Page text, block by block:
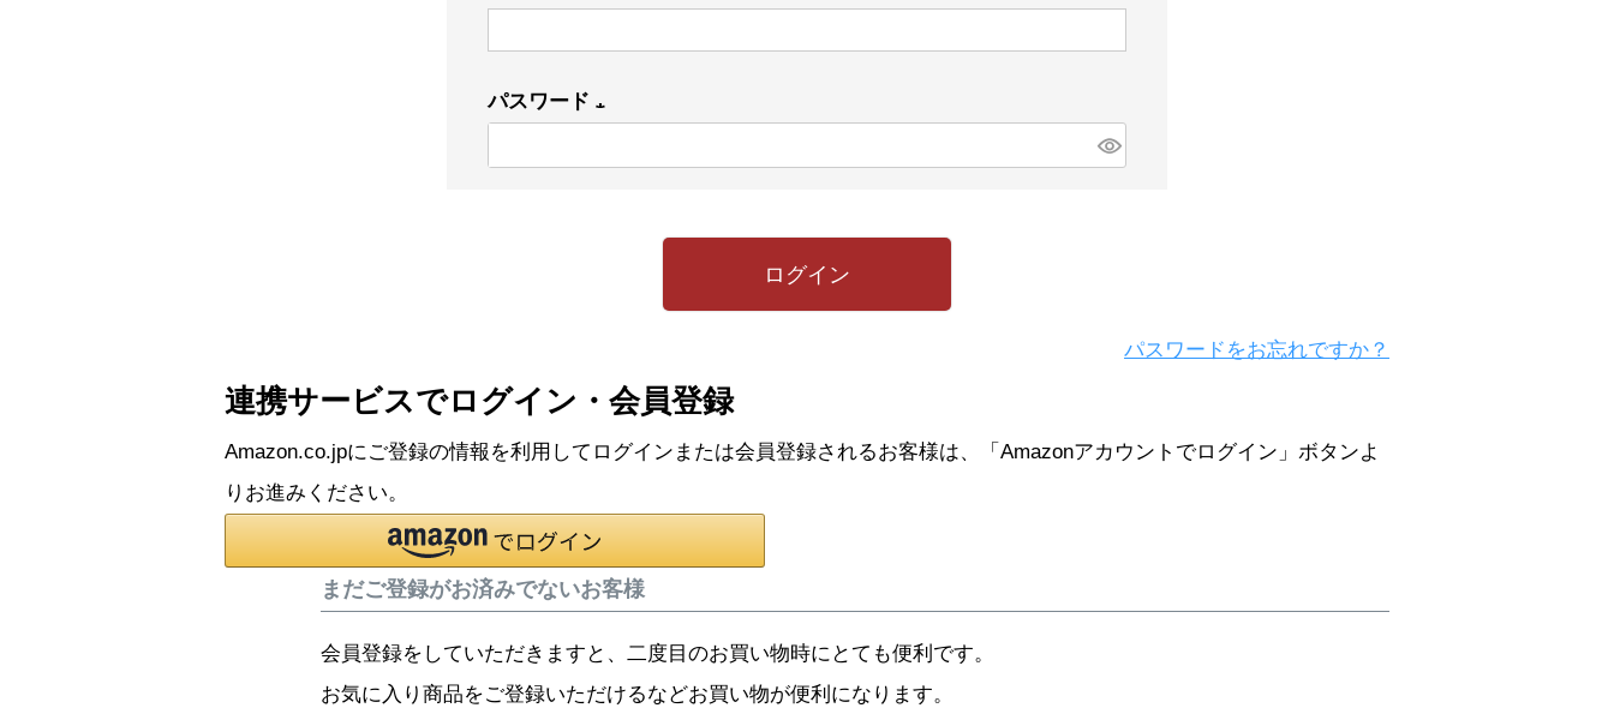
パスワード
ログイン
パスワードをお忘れですか？
連携サービスでログイン・会員登録
Amazon.co.jpにご登録の情報を利用してログインまたは会員登録されるお客様は、「Amazonアカウントでログイン」ボタンよ
りお進みください。
まだご登録がお済みでないお客様
会員登録をしていただきますと、二度目のお買い物時にとても便利です。
お気に入り商品をご登録いただけるなどお買い物が便利になります。